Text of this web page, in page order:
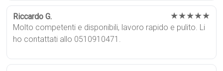
Riccardo G. ★★★★★
Molto competenti e disponibili, lavoro rapido e pulito. Li
ho contattati allo 0510910471.